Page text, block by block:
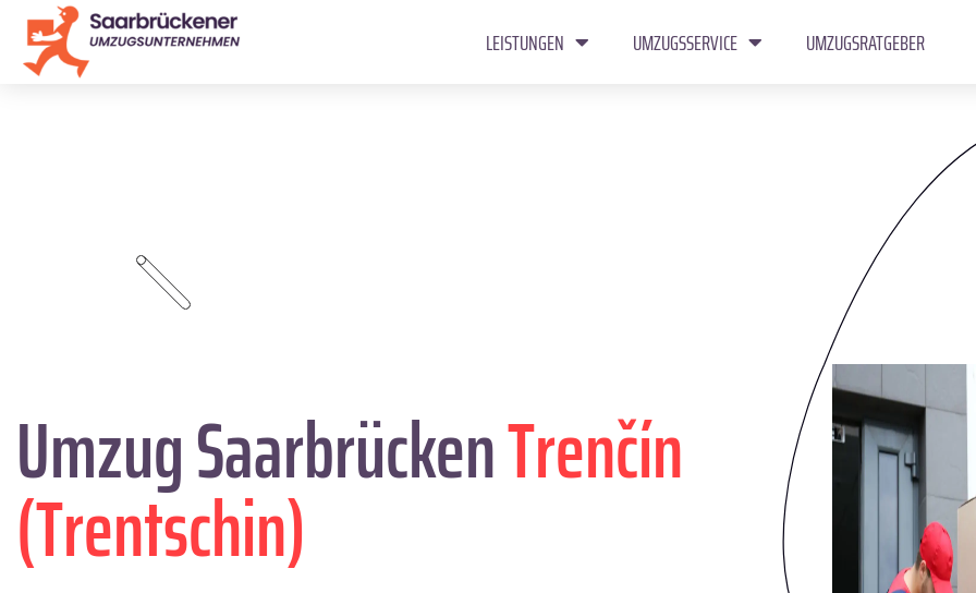
LEISTUNGEN UMZUGSSERVICE UMZUGSRATGEBER
Umzug SaarbrückenTrenčín
(Trentschin)